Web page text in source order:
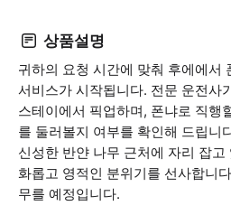
상품설명
귀하의 요청 시간에 맞춰 후에에서
서비스가 시작됩니다. 전문 운전사
스테이에서 픽업하며, 폰냐로 직행
를 둘러볼지 여부를 확인해 드립니
신성한 반얀 나무 근처에 자리 잡
화롭고 영적인 분위기를 선사합니
무를 예정입니다.